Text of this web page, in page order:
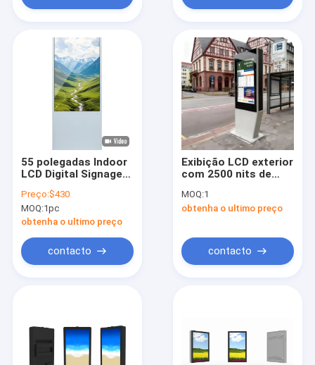
Sobre nós
55 polegadas Indoor
LCD Digital Signage
brilho e Android OS
para publicidade e
tela de exibição
Preço:$430
MOQ:1pc
obtenha o ultimo preço
contacto
Exibição LCD exterior
com 2500 nits de
prova d'água e toque
capacitivo de 10
MOQ:1
obtenha o ultimo preço
contacto